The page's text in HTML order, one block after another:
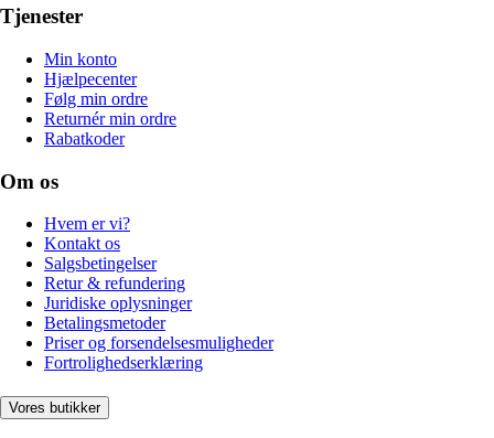
Tjenester
Min konto
Hjælpecenter
Følg min ordre
Returnér min ordre
Rabatkoder
Om os
Hvem er vi?
Kontakt os
Salgsbetingelser
Retur & refundering
Juridiske oplysninger
Betalingsmetoder
Priser og forsendelsesmuligheder
Fortrolighedserklæring
Vores butikker